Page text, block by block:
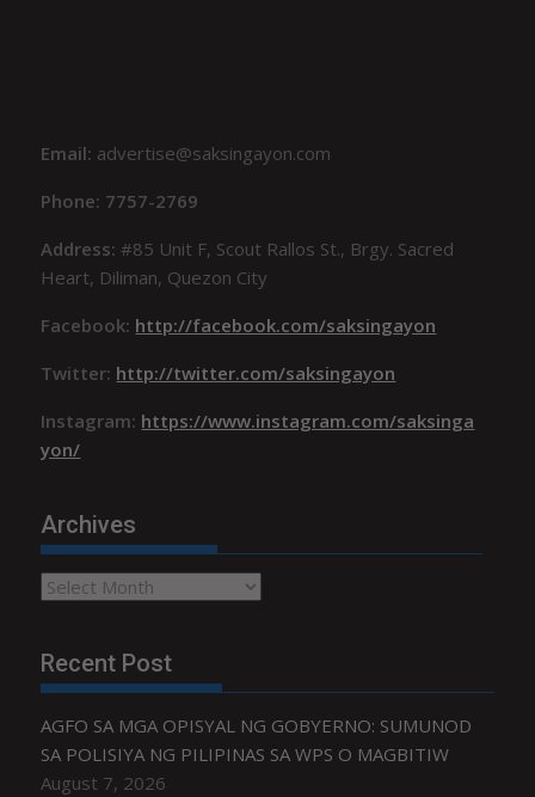
Email: advertise@saksingayon.com
Phone: 7757-2769
Address:#85 Unit F, Scout Rallos St., Brgy. Sacred
Heart, Diliman, Quezon City
Facebook: http://facebook.com/saksingayon
Twitter: http://twitter.com/saksingayon
Instagram: https://www.instagram.com/saksinga
yon/
Archives
Archives
Recent Post
AGFO SA MGA OPISYAL NG GOBYERNO: SUMUNOD
SA POLISIYA NG PILIPINAS SA WPS O MAGBITIW
August 7, 2026